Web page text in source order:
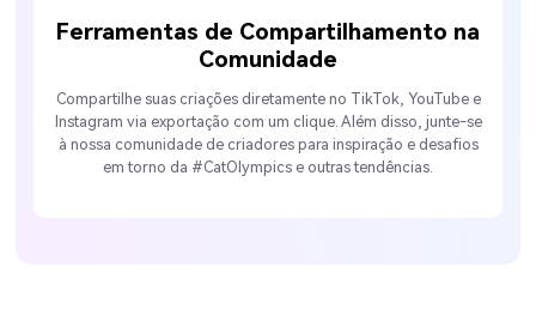
Ferramentas de Compartilhamento na
Comunidade
Compartilhe suas criações diretamente no TikTok, YouTube e
Instagram via exportação com um clique. Além disso, junte-se
à nossa comunidade de criadores para inspiração e desafios
em torno da #CatOlympics e outras tendências.